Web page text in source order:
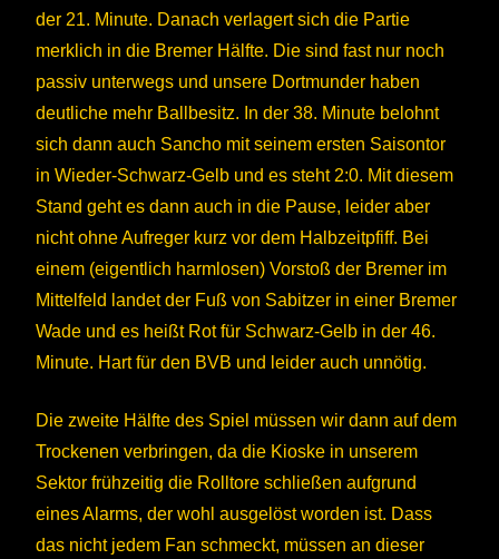
der 21. Minute. Danach verlagert sich die Partie
merklich in die Bremer Hälfte. Die sind fast nur noch
passiv unterwegs und unsere Dortmunder haben
deutliche mehr Ballbesitz. In der 38. Minute belohnt
sich dann auch Sancho mit seinem ersten Saisontor
in Wieder-Schwarz-Gelb und es steht 2:0. Mit diesem
Stand geht es dann auch in die Pause, leider aber
nicht ohne Aufreger kurz vor dem Halbzeitpfiff. Bei
einem (eigentlich harmlosen) Vorstoß der Bremer im
Mittelfeld landet der Fuß von Sabitzer in einer Bremer
Wade und es heißt Rot für Schwarz-Gelb in der 46.
Minute. Hart für den BVB und leider auch unnötig.
Die zweite Hälfte des Spiel müssen wir dann auf dem
Trockenen verbringen, da die Kioske in unserem
Sektor frühzeitig die Rolltore schließen aufgrund
eines Alarms, der wohl ausgelöst worden ist. Dass
das nicht jedem Fan schmeckt, müssen an dieser